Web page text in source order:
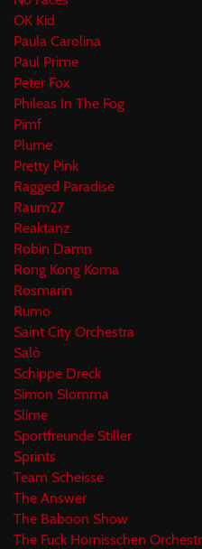
OK Kid
Paula Carolina
Paul Prime
Peter Fox
Phileas In The Fog
Pimf
Plume
Pretty Pink
Ragged Paradise
Raum27
Reaktanz
Robin Damn
Rong Kong Koma
Rosmarin
Rumo
Saint City Orchestra
Salò
Schippe Dreck
Simon Slomma
Slime
Sportfreunde Stiller
Sprints
Team Scheisse
The Answer
The Baboon Show
The Fuck Hornisschen